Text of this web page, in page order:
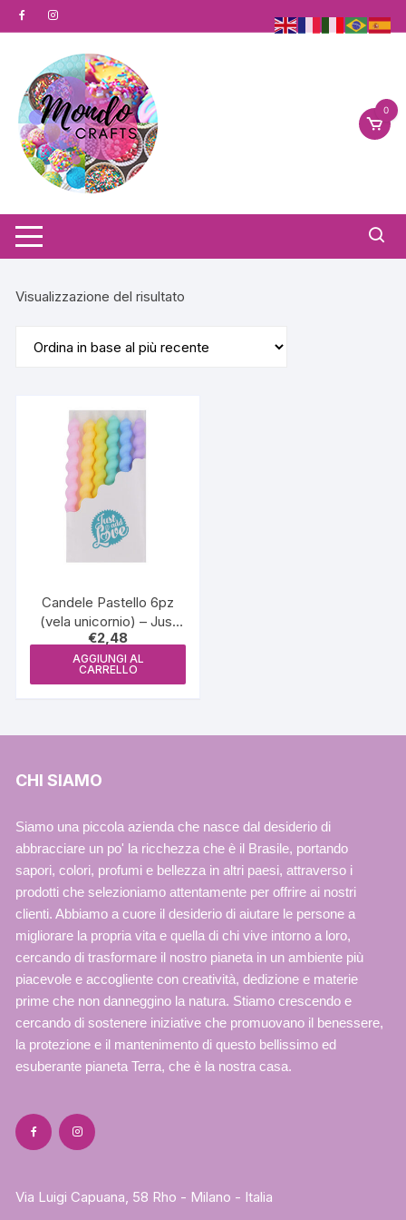
al
0
Visualizzazione del risultato
Candele Pastello 6pz
(vela unicornio) – Just
Add Love
€2,48
AGGIUNGI AL
CARRELLO
CHI SIAMO
Siamo una piccola azienda che nasce dal desiderio di
abbracciare un po' la ricchezza che è il Brasile, portando
sapori, colori, profumi e bellezza in altri paesi, attraverso i
prodotti che selezioniamo attentamente per offrire ai nostri
clienti. Abbiamo a cuore il desiderio di aiutare le persone a
migliorare la propria vita e quella di chi vive intorno a loro,
cercando di trasformare il nostro pianeta in un ambiente più
piacevole e accogliente con creatività, dedizione e materie
prime che non danneggino la natura. Stiamo crescendo e
cercando di sostenere iniziative che promuovano il benessere,
la protezione e il mantenimento di questo bellissimo ed
esuberante pianeta Terra, che è la nostra casa.
Via Luigi Capuana, 58 Rho - Milano - Italia